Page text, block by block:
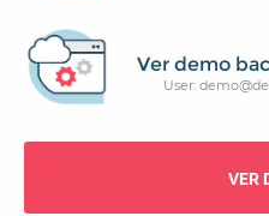
Ver demo
User:
VER